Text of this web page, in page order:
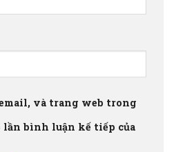
và trang web trong
bình luận kế tiếp của